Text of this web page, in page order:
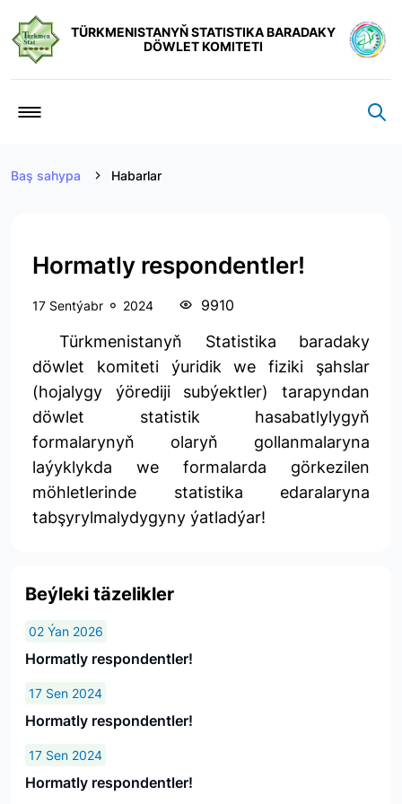
TÜRKMENISTANYŇ STATISTIKA BARADAKY
DÖWLET KOMITETI
Baş sahypa Habarlar
Hormatly respondentler!
17 Sentýabr 2024 9910
Türkmenistanyň Statistika baradaky
döwlet komiteti ýuridik we fiziki şahslar
(hojalygy ýörediji subýektler) tarapyndan
döwlet statistik hasabatlylygyň
formalarynyň olaryň gollanmalaryna
laýyklykda we formalarda görkezilen
möhletlerinde statistika edaralaryna
tabşyrylmalydygyny ýatladýar!
Beýleki täzelikler
02 Ýan 2026
Hormatly respondentler!
17 Sen 2024
Hormatly respondentler!
17 Sen 2024
Hormatly respondentler!